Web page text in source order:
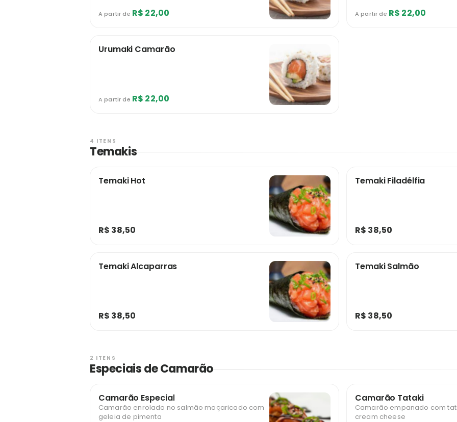
A partir de R$ 22,00 A partir de R$ 22,00
Urumaki Camarão
A partir de R$ 22,00
4 ITENS
Temakis
Temaki Hot
R$ 38,50
Temaki Filadélfia
R$ 38,50
Temaki Alcaparras
R$ 38,50
Temaki Salmão
R$ 38,50
2 ITENS
Especiais de Camarão
Camarão Especial
Camarão enrolado no salmão maçaricado com
geleia de pimenta
Camarão Tataki
Camarão empanado com
cream cheese